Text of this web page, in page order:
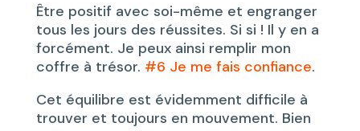
Être positif avec soi-même et engranger
tous les jours des réussites. Si si ! Il y en a
forcément. Je peux ainsi remplir mon
coffre à trésor. #6 Je me fais confiance.
Cet équilibre est évidemment difficile à
trouver et toujours en mouvement. Bien